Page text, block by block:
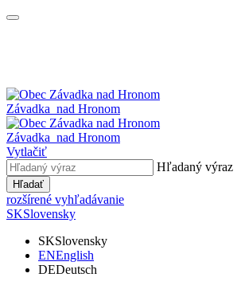
Závadka nad Hronom
Závadka nad Hronom
Vytlačiť
Hľadaný výraz
Hľadať
rozšírené vyhľadávanie
SKSlovensky
SKSlovensky
ENEnglish
DEDeutsch